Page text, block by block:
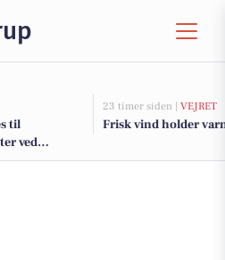
til
ved
23 timer siden | VEJRET
Frisk vind holder